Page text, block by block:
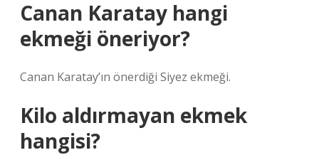
Canan Karatay hangi
ekmeği öneriyor?
Canan Karatay’ın önerdiği Siyez ekmeği.
Kilo aldırmayan ekmek
hangisi?